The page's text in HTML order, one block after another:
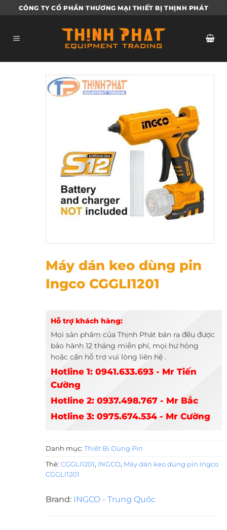
qua
dung
CÔNG TY CỔ PHẦN THƯƠNG MẠI THIẾT BỊ THỊNH PHÁT
Máy dán keo dùng pin
Ingco CGGLI1201
Hỗ trợ khách hàng:
Mọi sản phẩm của Thịnh Phát bán ra đều được
bảo hành 12 tháng miễn phí, mọi hư hỏng
hoặc cần hỗ trợ vui lòng liên hệ .
Hotline 1: 0941.633.693 - Mr Tiến
Cường
Hotline 2: 0937.498.767 - Mr Bắc
Hotline 3: 0975.674.534 - Mr Cường
Danh mục: Thiết Bị Dùng Pin
Thẻ: CGGLI1201, INGCO, Máy dán keo dùng pin Ingco
CGGLI1201
Brand: INGCO - Trung Quốc